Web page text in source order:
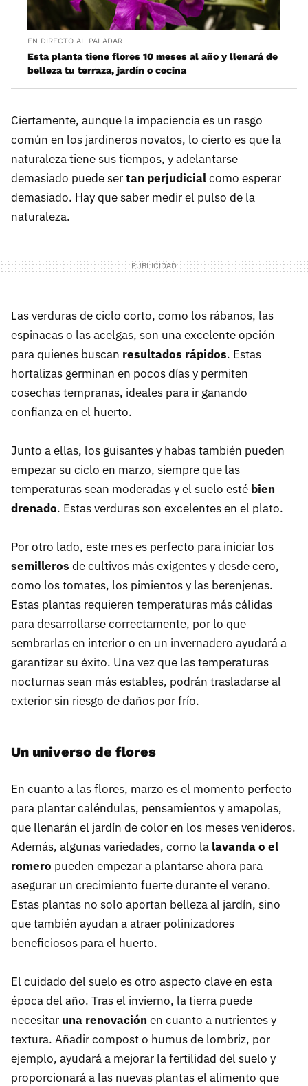
EN DIRECTO AL PALADAR
Esta planta tiene flores 10 meses al año y llenará de
belleza tu terraza, jardín o cocina
Ciertamente, aunque la impaciencia es un rasgo
común en los jardineros novatos, lo cierto es que la
naturaleza tiene sus tiempos, y adelantarse
demasiado puede sertan perjudicialcomo esperar
demasiado. Hay que saber medir el pulso de la
naturaleza.
Las verduras de ciclo corto, como los rábanos, las
espinacas o las acelgas, son una excelente opción
para quienes buscan resultados rápidos. Estas
hortalizas germinan en pocos días y permiten
cosechas tempranas, ideales para ir ganando
confianza en el huerto.
Junto a ellas, los guisantes y habas también pueden
empezar su ciclo en marzo, siempre que las
temperaturas sean moderadas y el suelo esté bien
drenado. Estas verduras son excelentes en el plato.
Por otro lado, este mes es perfecto para iniciar los
semilleros de cultivos más exigentes y desde cero,
como los tomates, los pimientos y las berenjenas.
Estas plantas requieren temperaturas más cálidas
para desarrollarse correctamente, por lo que
sembrarlas en interior o en un invernadero ayudará a
garantizar su éxito. Una vez que las temperaturas
nocturnas sean más estables, podrán trasladarse al
exterior sin riesgo de daños por frío.
Un universo de flores
En cuanto a las flores, marzo es el momento perfecto
para plantar caléndulas, pensamientos y amapolas,
que llenarán el jardín de color en los meses venideros.
Además, algunas variedades, como la lavanda o el
romero pueden empezar a plantarse ahora para
asegurar un crecimiento fuerte durante el verano.
Estas plantas no solo aportan belleza al jardín, sino
que también ayudan a atraer polinizadores
beneficiosos para el huerto.
El cuidado del suelo es otro aspecto clave en esta
época del año. Tras el invierno, la tierra puede
necesitar una renovación en cuanto a nutrientes y
textura. Añadir compost o humus de lombriz, por
ejemplo, ayudará a mejorar la fertilidad del suelo y
proporcionará a las nuevas plantas el alimento que